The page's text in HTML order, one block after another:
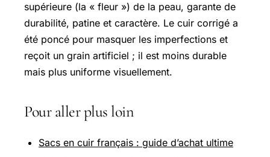
supérieure (la « fleur ») de la peau, garante de
durabilité, patine et caractère. Le cuir corrigé a
été poncé pour masquer les imperfections et
reçoit un grain artificiel ; il est moins durable
mais plus uniforme visuellement.
Pour aller plus loin
Sacs en cuir français : guide d’achat ultime